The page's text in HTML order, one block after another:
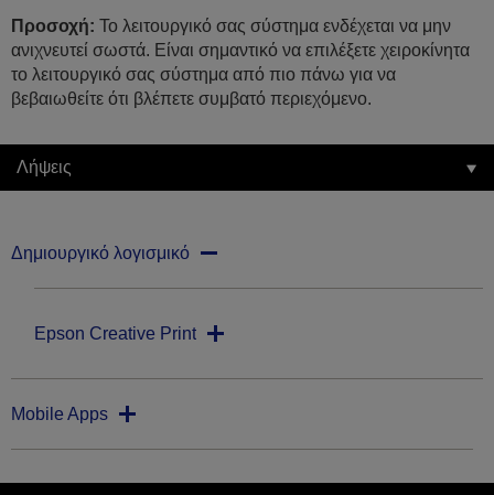
Προσοχή: Το λειτουργικό σας σύστημα ενδέχεται να μην
ανιχνευτεί σωστά. Είναι σημαντικό να επιλέξετε χειροκίνητα
το λειτουργικό σας σύστημα από πιο πάνω για να
βεβαιωθείτε ότι βλέπετε συμβατό περιεχόμενο.
Λήψεις
Δημιουργικό λογισμικό
Epson Creative Print
Mobile Apps